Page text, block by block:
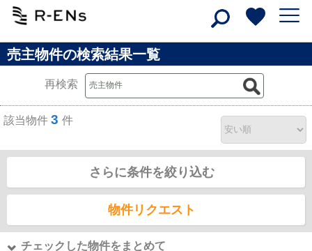
売主物件の検索結果一覧
再検索
該当物件 3 件
さらに条件を絞り込む
物件リクエスト
チェックした物件をまとめて